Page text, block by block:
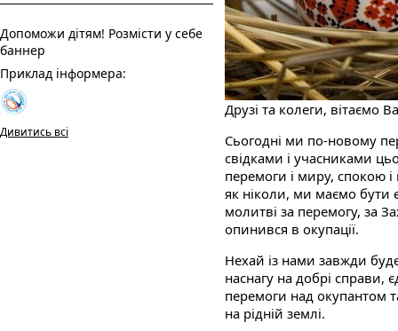
Друзі та колеги, вітаємо
Сьогодні ми по-новому
свідками і учасниками
перемоги і миру, спокою
як ніколи, ми маємо бути
молитві за перемогу, за
опинився в окупації.
Нехай із нами завжди
наснагу на добрі справи,
перемоги над окупантом
на рідній землі.
Допоможи дітям! Розмісти у себе
баннер
Приклад інформера:
Дивитись всі